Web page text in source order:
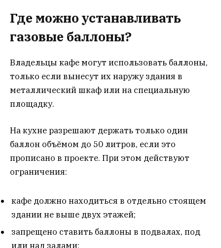
Где можно устанавливать
газовые баллоны?
Владельцы кафе могут использовать баллоны,
только если вынесут их наружу здания в
металлический шкаф или на специальную
площадку.
На кухне разрешают держать только один
баллон объёмом до 50 литров, если это
прописано в проекте. При этом действуют
ограничения:
кафе должно находиться в отдельно стоящем
здании не выше двух этажей;
запрещено ставить баллоны в подвалах, под
или над залами;